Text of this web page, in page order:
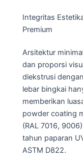
Integritas
Premium
Arsitektur
dan proporsi
diekstrusi
lebar bingkai
memberikan
powder coating
(RAL 7016,
tahun paparan
ASTM D822.